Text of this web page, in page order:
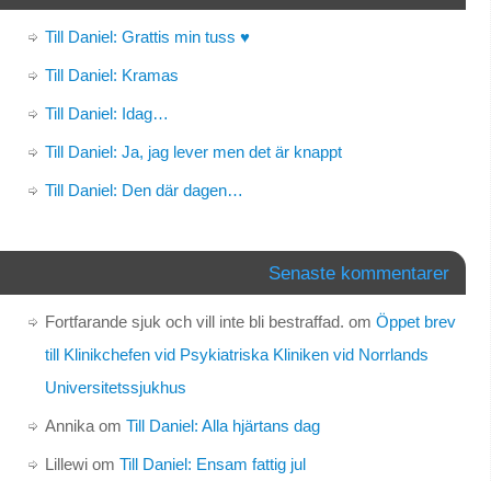
Till Daniel: Grattis min tuss ♥
Till Daniel: Kramas
Till Daniel: Idag…
Till Daniel: Ja, jag lever men det är knappt
Till Daniel: Den där dagen…
Senaste kommentarer
Fortfarande sjuk och vill inte bli bestraffad. om Öppet brev
till Klinikchefen vid Psykiatriska Kliniken vid Norrlands
Universitetssjukhus
Annikaom Till Daniel: Alla hjärtans dag
Lillewiom Till Daniel: Ensam fattig jul